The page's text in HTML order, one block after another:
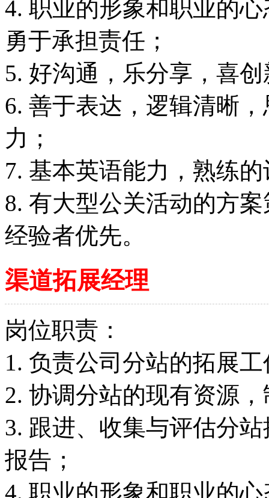
4. 职业的形象和职业的
勇于承担责任；
5. 好沟通，乐分享，喜
6. 善于表达，逻辑清晰
力；
7. 基本英语能力，熟练
8. 有大型公关活动的方
经验者优先。
渠道拓展经理
岗位职责：
1. 负责公司分站的拓展
2. 协调分站的现有资源
3. 跟进、收集与评估分
报告；
4. 职业的形象和职业的